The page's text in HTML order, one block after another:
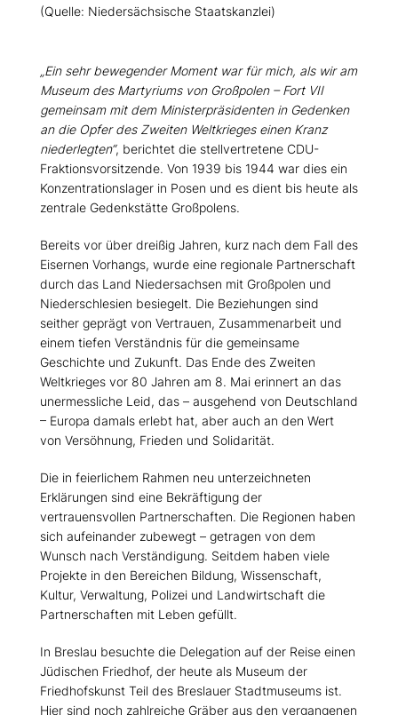
(Quelle: Niedersächsische Staatskanzlei)
Ein sehr bewegender Moment war für mich, als wir am
Museum des Martyriums von Großpolen – Fort VII
gemeinsam mit dem Ministerpräsidenten in Gedenken
an die Opfer des Zweiten Weltkrieges einen Kranz
niederlegten“, berichtet die stellvertretene CDU-
Fraktionsvorsitzende. Von 1939 bis 1944 war dies ein
Konzentrationslager in Posen und es dient bis heute als
zentrale Gedenkstätte Großpolens.
Bereits vor über dreißig Jahren, kurz nach dem Fall des
Eisernen Vorhangs, wurde eine regionale Partnerschaft
durch das Land Niedersachsen mit Großpolen und
Niederschlesien besiegelt. Die Beziehungen sind
seither geprägt von Vertrauen, Zusammenarbeit und
einem tiefen Verständnis für die gemeinsame
Geschichte und Zukunft. Das Ende des Zweiten
Weltkrieges vor 80 Jahren am 8. Mai erinnert an das
unermessliche Leid, das – ausgehend von Deutschland
– Europa damals erlebt hat, aber auch an den Wert
von Versöhnung, Frieden und Solidarität.
Die in feierlichem Rahmen neu unterzeichneten
Erklärungen sind eine Bekräftigung der
vertrauensvollen Partnerschaften. Die Regionen haben
sich aufeinander zubewegt – getragen von dem
Wunsch nach Verständigung. Seitdem haben viele
Projekte in den Bereichen Bildung, Wissenschaft,
Kultur, Verwaltung, Polizei und Landwirtschaft die
Partnerschaften mit Leben gefüllt.
In Breslau besuchte die Delegation auf der Reise einen
Jüdischen Friedhof, der heute als Museum der
Friedhofskunst Teil des Breslauer Stadtmuseums ist.
Hier sind noch zahlreiche Gräber aus den vergangenen